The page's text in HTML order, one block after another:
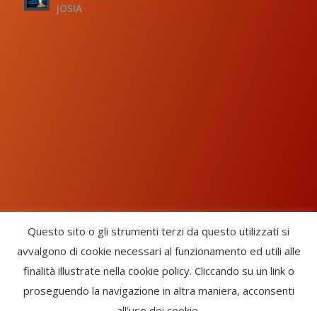
JOSIA
Chorus Inside - International Choral Federation - APS Ente Terzo
Settore · CF: 93058420691
Questo sito o gli strumenti terzi da questo utilizzati si
avvalgono di cookie necessari al funzionamento ed utili alle
finalità illustrate nella cookie policy. Cliccando su un link o
proseguendo la navigazione in altra maniera, acconsenti